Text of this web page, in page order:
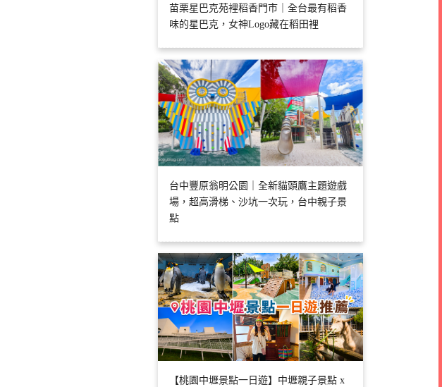
苗栗星巴克苑裡稻香門市｜全台最有稻香
味的星巴克，女神Logo藏在稻田裡
台中豐原翁明公園｜全新貓頭鷹主題遊戲
場，超高滑梯、沙坑一次玩，台中親子景
點
【桃園中壢景點一日遊】中壢親子景點 x